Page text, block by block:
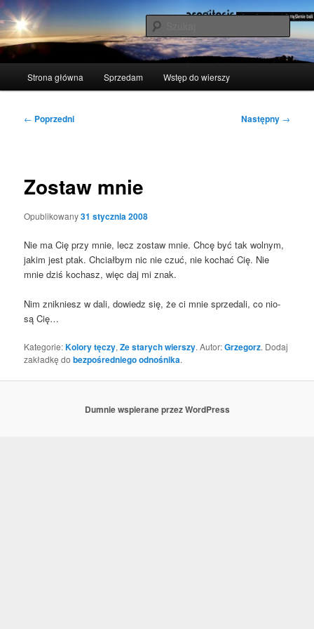
Przeskocz
do
tekstu
acogitosis
polscy naukowcy udowodnili: myślenie boli
Strona główna Sprzedam Wstęp do wierszy
Nawigacja
← Poprzedni Następny →
Zostaw mnie
Opublikowany31 stycznia 2008
Nie ma Cię przy mnie, lecz zostaw mnie. Chcę być tak wol­nym,
jakim jest ptak. Chciał­bym nic nie czuć, nie kochać Cię. Nie
mnie dziś kochasz, więc daj mi znak.
Nim znik­niesz w dali, dowiedz się, że ci mnie sprze­da­li, co nio­
są Cię…
Kategorie:Kolory tęczy,Ze starych wierszy. Autor:Grzegorz. Dodaj
zakładkę dobezpośredniego odnośnika.
Dumnie wspierane przez WordPress